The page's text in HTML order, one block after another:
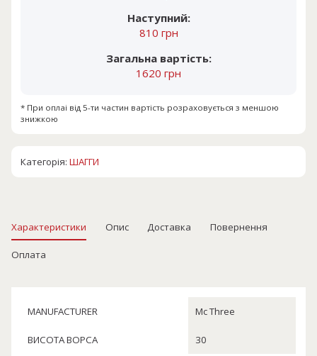
Наступний:
810 грн
Загальна вартість:
1620 грн
* При оплаі від 5-ти частин вартість розраховується з меншою
знижкою
Категорія:ШАГГИ
Характеристики Опис Доставка Повернення
Оплата
MANUFACTURER Mc Three
ВИСОТА ВОРСА 30